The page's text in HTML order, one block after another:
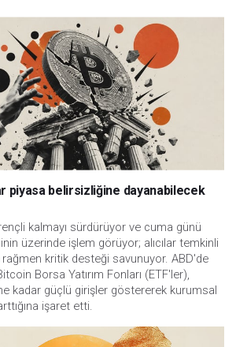
piyasa belirsizliğine dayanabilecek
kalmayı sürdürüyor ve cuma günü
üzerinde işlem görüyor; alıcılar temkinli
rağmen kritik desteği savunuyor. ABD'de
Borsa Yatırım Fonları (ETF'ler),
kadar güçlü girişler göstererek kurumsal
işaret etti.